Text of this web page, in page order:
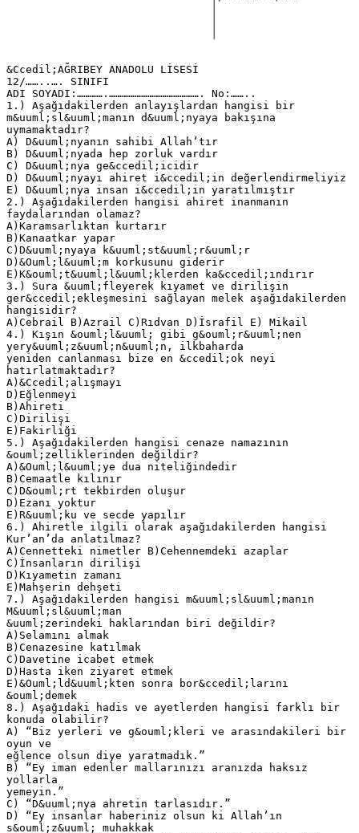
&Ccedil;AĞRIBEY ANADOLU LİSESİ
12/……..…. SINIFI
ADI SOYADI:………….……………………………………. No:……..
1.) Aşağıdakilerden anlayışlardan hangisi bir
m&uuml;sl&uuml;manın d&uuml;nyaya bakışına
uymamaktadır?
A) D&uuml;nyanın sahibi Allah’tır
B) D&uuml;nyada hep zorluk vardır
C) D&uuml;nya ge&ccedil;icidir
D) D&uuml;nyayı ahiret i&ccedil;in değerlendirmeliyiz
E) D&uuml;nya insan i&ccedil;in yaratılmıştır
2.) Aşağıdakilerden hangisi ahiret inanmanın
faydalarından olamaz?
A)Karamsarlıktan kurtarır
B)Kanaatkar yapar
C)D&uuml;nyaya k&uuml;st&uuml;r&uuml;r
D)&Ouml;l&uuml;m korkusunu giderir
E)K&ouml;t&uuml;l&uuml;klerden ka&ccedil;ındırır
3.) Sura &uuml;fleyerek kıyamet ve dirilişin
ger&ccedil;ekleşmesini sağlayan melek aşağıdakilerden
hangisidir?
A)Cebrail B)Azrail C)Rıdvan D)İsrafil E) Mikail
4.) Kışın &ouml;l&uuml; gibi g&ouml;r&uuml;nen
yery&uuml;z&uuml;n&uuml;n, ilkbaharda
yeniden canlanması bize en &ccedil;ok neyi
hatırlatmaktadır?
A)&Ccedil;alışmayı
D)Eğlenmeyi
B)Ahireti
C)Dirilişi
E)Fakirliği
5.) Aşağıdakilerden hangisi cenaze namazının
&ouml;zelliklerinden değildir?
A)&Ouml;l&uuml;ye dua niteliğindedir
B)Cemaatle kılınır
C)D&ouml;rt tekbirden oluşur
D)Ezanı yoktur
E)R&uuml;ku ve secde yapılır
6.) Ahiretle ilgili olarak aşağıdakilerden hangisi
Kur’an’da anlatılmaz?
A)Cennetteki nimetler B)Cehennemdeki azaplar
C)İnsanların dirilişi
D)Kıyametin zamanı
E)Mahşerin dehşeti
7.) Aşağıdakilerden hangisi m&uuml;sl&uuml;manın
M&uuml;sl&uuml;man
&uuml;zerindeki haklarından biri değildir?
A)Selamını almak
B)Cenazesine katılmak
C)Davetine icabet etmek
D)Hasta iken ziyaret etmek
E)&Ouml;ld&uuml;kten sonra bor&ccedil;larını
&ouml;demek
8.) Aşağıdaki hadis ve ayetlerden hangisi farklı bir
konuda olabilir?
A) “Biz yerleri ve g&ouml;kleri ve arasındakileri bir
oyun ve
eğlence olsun diye yaratmadık.”
B) “Ey iman edenler mallarınızı aranızda haksız
yollarla
yemeyin.”
C) “D&uuml;nya ahretin tarlasıdır.”
D) “Ey insanlar haberiniz olsun ki Allah’ın
s&ouml;z&uuml; muhakkak